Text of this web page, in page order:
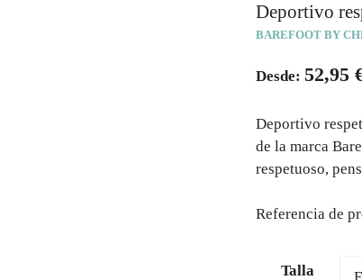
Deportivo
BAREFOOT BY
Desde: 52,95
Deportivo
de la marca
respetuoso,
Referencia de
Talla